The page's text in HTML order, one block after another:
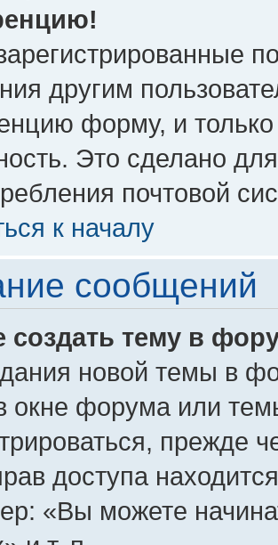
другим
форму, и
Это сделано
почтовой
к началу
сообщений
создать тему в
новой темы в
окне форума или
прежде
доступа
«Вы можете